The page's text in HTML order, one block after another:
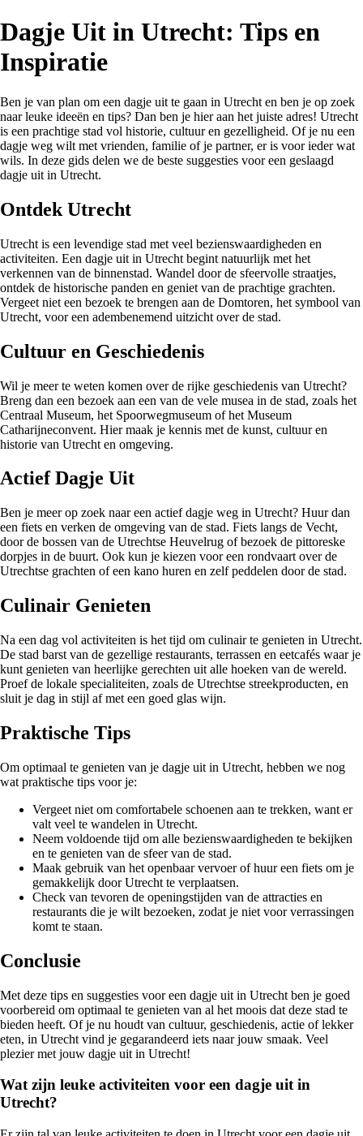
Dagje Uit in Utrecht: Tips en
Inspiratie
Ben je van plan om een dagje uit te gaan in Utrecht en ben je op zoek
naar leuke ideeën en tips? Dan ben je hier aan het juiste adres! Utrecht
is een prachtige stad vol historie, cultuur en gezelligheid. Of je nu een
dagje weg wilt met vrienden, familie of je partner, er is voor ieder wat
wils. In deze gids delen we de beste suggesties voor een geslaagd
dagje uit in Utrecht.
Ontdek Utrecht
Utrecht is een levendige stad met veel bezienswaardigheden en
activiteiten. Een dagje uit in Utrecht begint natuurlijk met het
verkennen van de binnenstad. Wandel door de sfeervolle straatjes,
ontdek de historische panden en geniet van de prachtige grachten.
Vergeet niet een bezoek te brengen aan de Domtoren, het symbool van
Utrecht, voor een adembenemend uitzicht over de stad.
Cultuur en Geschiedenis
Wil je meer te weten komen over de rijke geschiedenis van Utrecht?
Breng dan een bezoek aan een van de vele musea in de stad, zoals het
Centraal Museum, het Spoorwegmuseum of het Museum
Catharijneconvent. Hier maak je kennis met de kunst, cultuur en
historie van Utrecht en omgeving.
Actief Dagje Uit
Ben je meer op zoek naar een actief dagje weg in Utrecht? Huur dan
een fiets en verken de omgeving van de stad. Fiets langs de Vecht,
door de bossen van de Utrechtse Heuvelrug of bezoek de pittoreske
dorpjes in de buurt. Ook kun je kiezen voor een rondvaart over de
Utrechtse grachten of een kano huren en zelf peddelen door de stad.
Culinair Genieten
Na een dag vol activiteiten is het tijd om culinair te genieten in Utrecht.
De stad barst van de gezellige restaurants, terrassen en eetcafés waar je
kunt genieten van heerlijke gerechten uit alle hoeken van de wereld.
Proef de lokale specialiteiten, zoals de Utrechtse streekproducten, en
sluit je dag in stijl af met een goed glas wijn.
Praktische Tips
Om optimaal te genieten van je dagje uit in Utrecht, hebben we nog
wat praktische tips voor je:
Vergeet niet om comfortabele schoenen aan te trekken, want er
valt veel te wandelen in Utrecht.
Neem voldoende tijd om alle bezienswaardigheden te bekijken
en te genieten van de sfeer van de stad.
Maak gebruik van het openbaar vervoer of huur een fiets om je
gemakkelijk door Utrecht te verplaatsen.
Check van tevoren de openingstijden van de attracties en
restaurants die je wilt bezoeken, zodat je niet voor verrassingen
komt te staan.
Conclusie
Met deze tips en suggesties voor een dagje uit in Utrecht ben je goed
voorbereid om optimaal te genieten van al het moois dat deze stad te
bieden heeft. Of je nu houdt van cultuur, geschiedenis, actie of lekker
eten, in Utrecht vind je gegarandeerd iets naar jouw smaak. Veel
plezier met jouw dagje uit in Utrecht!
Wat zijn leuke activiteiten voor een dagje uit in
Utrecht?